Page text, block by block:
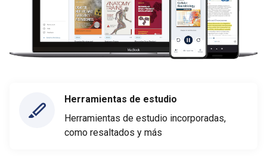
Herramientas de estudio
Herramientas de estudio incorporadas,
como resaltados y más